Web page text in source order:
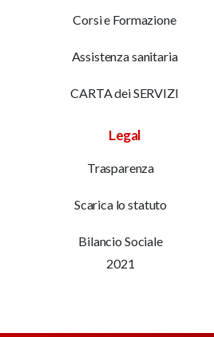
Corsi e Formazione
Assistenza sanitaria
CARTA dei SERVIZI
Legal
Trasparenza
Scarica lo statuto
Bilancio Sociale
2021